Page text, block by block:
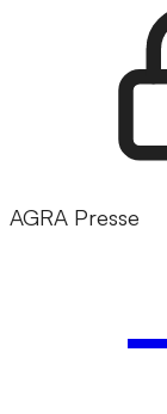
AGRA Presse